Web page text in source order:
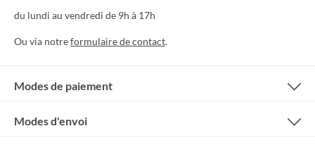
du lundi au vendredi de 9h à 17h
Ou via notreformulaire de contact.
Modes de paiement
Modes d'envoi